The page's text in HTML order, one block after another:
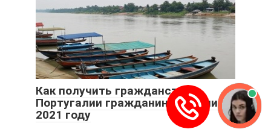
Как получить гражданство
Португалии гражданину России в
2021 году